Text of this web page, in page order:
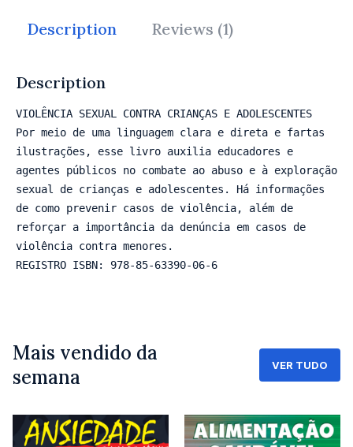
1
Description Reviews (1)
Description
VIOLÊNCIA SEXUAL CONTRA CRIANÇAS E ADOLESCENTES
Por meio de uma linguagem clara e direta e fartas
ilustrações, esse livro auxilia educadores e
agentes públicos no combate ao abuso e à exploração
sexual de crianças e adolescentes. Há informações
de como prevenir casos de violência, além de
reforçar a importância da denúncia em casos de
violência contra menores.
REGISTRO ISBN: 978-85-63390-06-6
Mais vendido da
semana
VER TUDO